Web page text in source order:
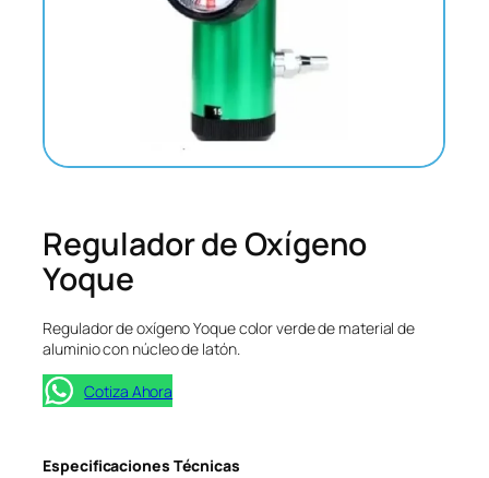
Regulador de Oxígeno
Yoque
Regulador de oxígeno Yoque color verde de material de
aluminio con núcleo de latón.
Cotiza Ahora
Especificaciones Técnicas